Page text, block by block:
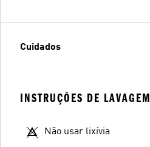
Cuidados
INSTRUÇÕES DE LAVAGEM
Não usar lixívia